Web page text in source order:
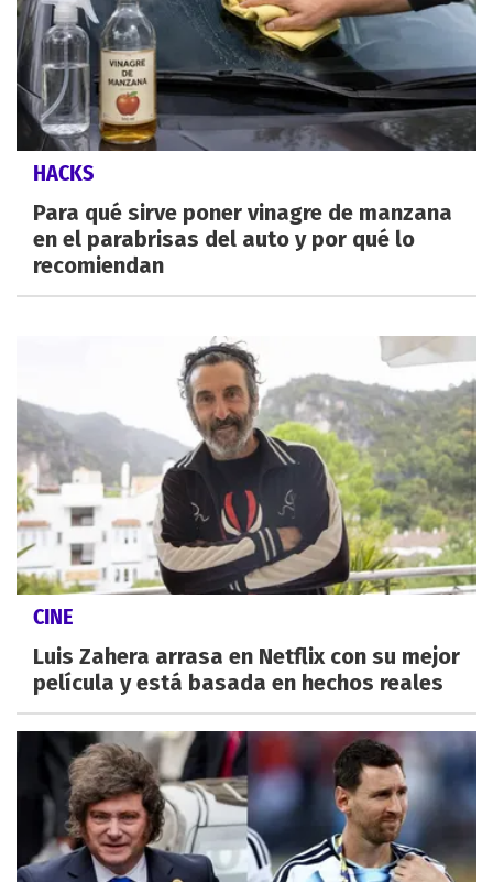
HACKS
Para qué sirve poner vinagre de manzana
en el parabrisas del auto y por qué lo
recomiendan
CINE
Luis Zahera arrasa en Netflix con su mejor
película y está basada en hechos reales